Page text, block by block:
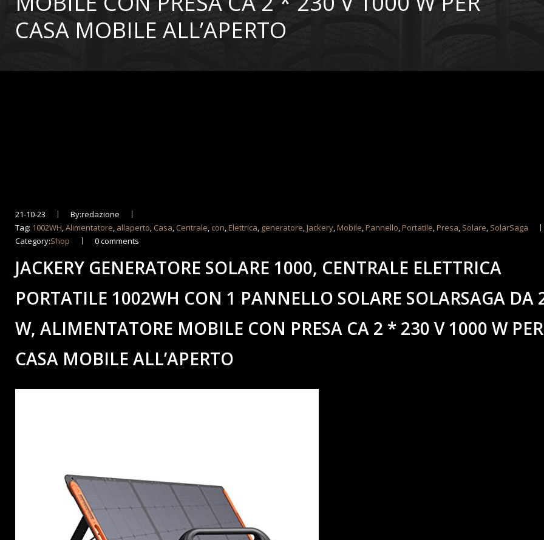
CASA MOBILE ALL’APERTO
21-10-23
By:redazione
Tag: 1002WH,Alimentatore, allaperto, Casa, Centrale, con,Elettrica, generatore,Jackery,Mobile,Pannello,Portatile,Presa, Solare, SolarSaga
Category:Shop 0 comments
JACKERY GENERATORE SOLARE 1000, CENTRALE ELETTRICA
PORTATILE 1002WH CON 1 PANNELLO SOLARE SOLARSAGA DA
W, ALIMENTATORE MOBILE CON PRESA CA 2 * 230 V 1000 W PER
CASA MOBILE ALL’APERTO